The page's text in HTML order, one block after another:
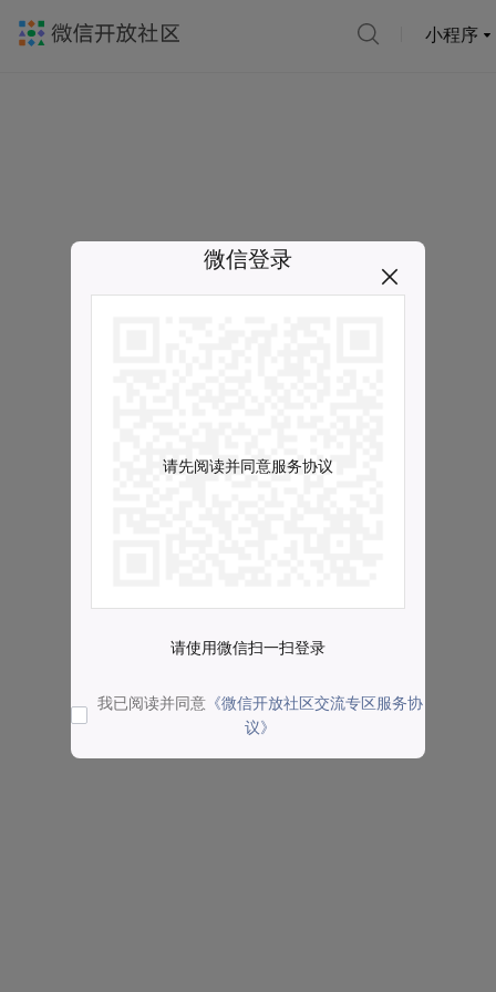
小程序
微信登录
请先阅读并同意服务协议
请使用微信扫一扫登录
我已阅读并同意 《微信开放社区交流专区服务协
议》